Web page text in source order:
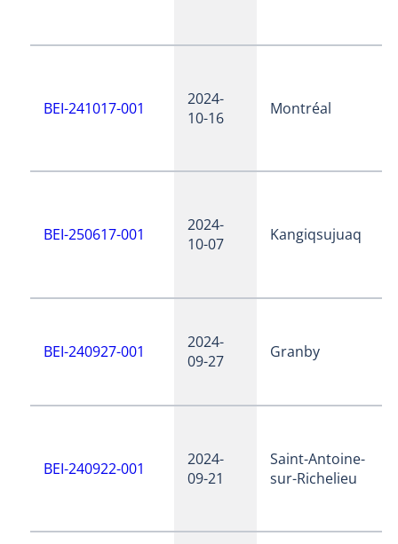
BEI-241017-001
2024-
10-16
Montréal
BEI-250617-001
2024-
10-07
Kangiqsujuaq
BEI-240927-001
2024-
09-27
Granby
BEI-240922-001
2024-
09-21
Saint-Antoine-
sur-Richelieu